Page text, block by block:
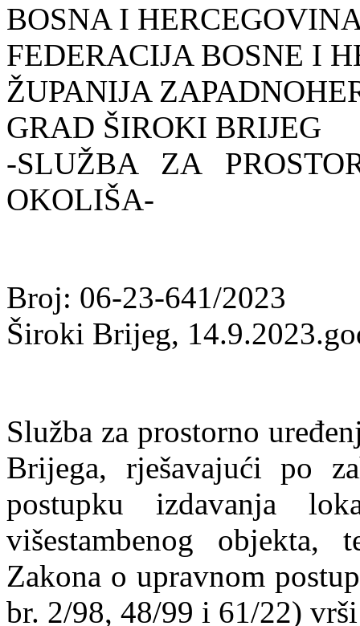
BOSNA I
FEDERACIJA BOSNE I
ŽUPANIJA
GRAD ŠIROKI BRIJEG
-SLUŽBA ZA
OKOLIŠA-
Broj: 06-23-641/2023
Široki Brijeg,
Služba za prostorno
Brijega, rješavajući po
postupku izdavanja
višestambenog
Zakona o upravnom
br. 2/98, 48/99 i 61/22)